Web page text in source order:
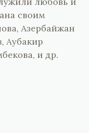
своим
Азербайжан
Аубакир
и др.